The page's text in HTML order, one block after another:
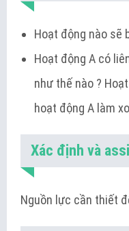
Hoạt động nào sẽ
Hoạt động A có
như thế nào ?
hoạt động A làm
Xác định và
Nguồn lực cần thiết